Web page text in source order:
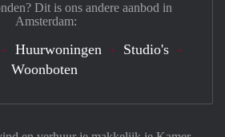
Dit is ons andere aanbod in
Amsterdam:
Huurwoningen
Studio's
Woonboten